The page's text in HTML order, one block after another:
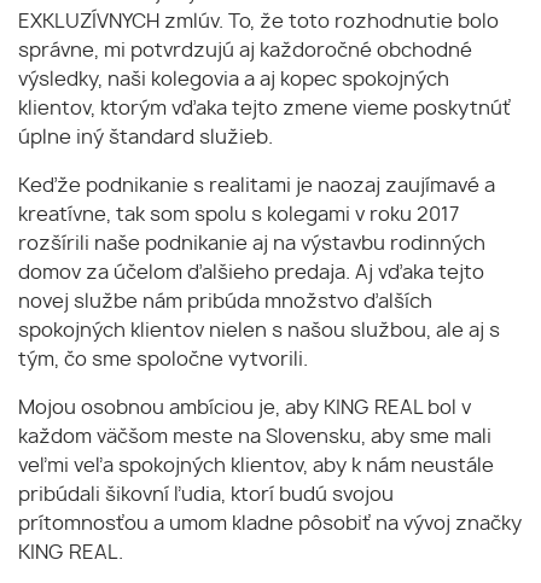
EXKLUZÍVNYCH zmlúv. To, že toto rozhodnutie bolo
správne, mi potvrdzujú aj každoročné obchodné
výsledky, naši kolegovia a aj kopec spokojných
klientov, ktorým vďaka tejto zmene vieme poskytnúť
úplne iný štandard služieb.
Keďže podnikanie s realitami je naozaj zaujímavé a
kreatívne, tak som spolu s kolegami v roku 2017
rozšírili naše podnikanie aj na výstavbu rodinných
domov za účelom ďalšieho predaja. Aj vďaka tejto
novej službe nám pribúda množstvo ďalších
spokojných klientov nielen s našou službou, ale aj s
tým, čo sme spoločne vytvorili.
Mojou osobnou ambíciou je, aby KING REAL bol v
každom väčšom meste na Slovensku, aby sme mali
veľmi veľa spokojných klientov, aby k nám neustále
pribúdali šikovní ľudia, ktorí budú svojou
prítomnosťou a umom kladne pôsobiť na vývoj značky
KING REAL.